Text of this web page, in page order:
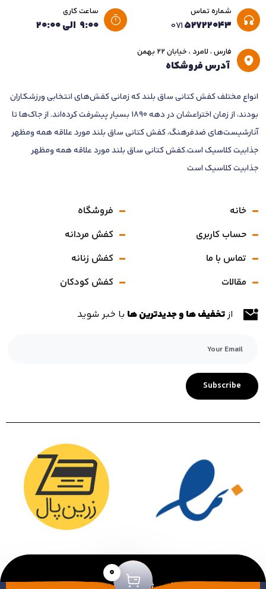
شماره تماس
۰۷۱۵۲۷۲۲۰۴۳
ساعت کاری
۹:۰۰ الی ۲۰:۰۰
فارس ، لامرد ، خیابان ۲۲ بهمن
آدرس فروشکاه
انواع مختلف کفش کتانی ساق بلند که زمانی کفش‌های انتخابی ورزشکاران
بودند، از زمان اختراعشان در دهه 1890 بسیار پیشرفت کرده‌اند. از جاک‌ها تا
آنارشیست‌های ضدفرهنگ، کفش کتانی ساق بلند مورد علاقه همه ومظهر
جذابیت کلاسیک است.کفش کتانی ساق بلند مورد علاقه همه ومظهر
جذابیت کلاسیک است
خانه
حساب کاربری
تماس با ما
مقالات
فروشگاه
کفش مردانه
کفش زنانه
کفش کودکان
ازتخفیف ها و جدیدترین ها با خبر شوید
Subscribe
0